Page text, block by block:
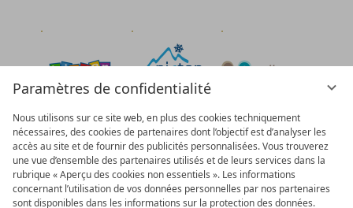
Paramètres de confidentialité
Nous utilisons sur ce site web, en plus des cookies techniquement
nécessaires, des cookies de partenaires dont l’objectif est d’analyser les
accès au site et de fournir des publicités personnalisées. Vous trouverez
une vue d’ensemble des partenaires utilisés et de leurs services dans la
rubrique « Aperçu des cookies non essentiels ». Les informations
concernant l’utilisation de vos données personnelles par nos partenaires
sont disponibles dans les informations sur la protection des données.